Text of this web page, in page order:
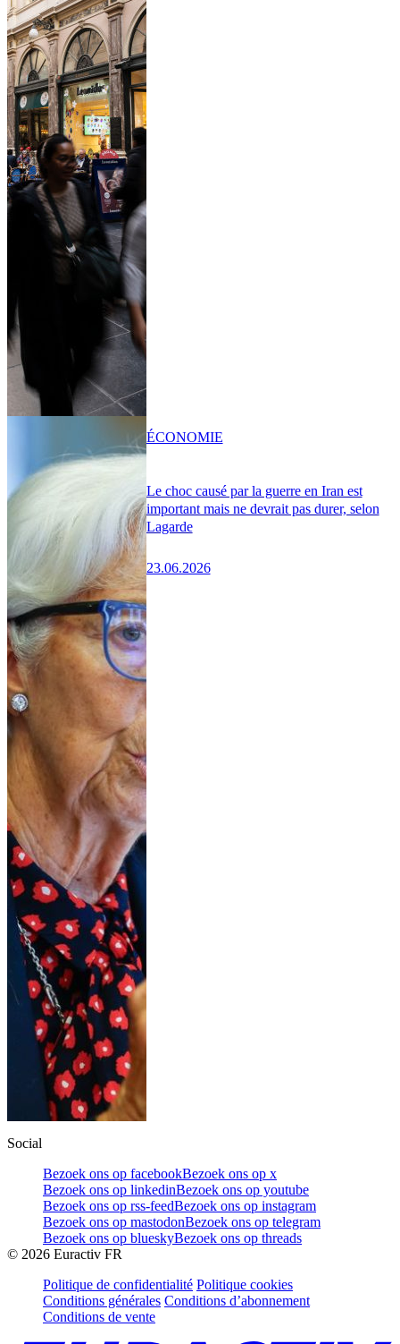
Le choc causé par la guerre en Iran est
important mais ne devrait pas durer, selon
Lagarde
23.06.2026
ÉCONOMIE
Social
Bezoek ons op facebookBezoek ons op x
Bezoek ons op linkedinBezoek ons op youtube
Bezoek ons op rss-feedBezoek ons op instagram
Bezoek ons op mastodonBezoek ons op telegram
Bezoek ons op blueskyBezoek ons op threads
© 2026 Euractiv FR
Politique de confidentialité Politique cookies
Conditions générales Conditions d’abonnement
Conditions de vente